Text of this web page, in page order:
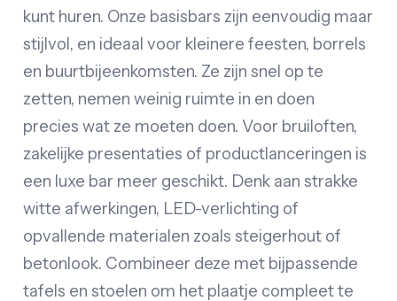
kunt huren. Onze basisbars zijn eenvoudig maar
stijlvol, en ideaal voor kleinere feesten, borrels
en buurtbijeenkomsten. Ze zijn snel op te
zetten, nemen weinig ruimte in en doen
precies wat ze moeten doen. Voor bruiloften,
zakelijke presentaties of productlanceringen is
een luxe bar meer geschikt. Denk aan strakke
witte afwerkingen, LED-verlichting of
opvallende materialen zoals steigerhout of
betonlook. Combineer deze met bijpassende
tafels en stoelen om het plaatje compleet te